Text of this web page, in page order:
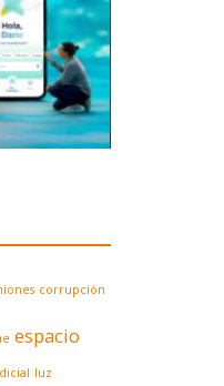
corrupción
espacio
luz